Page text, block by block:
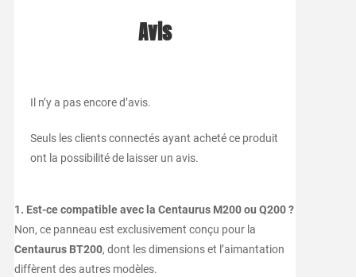
Avis
Il n’y a pas encore d’avis.
Seuls les clients connectés ayant acheté ce produit
ont la possibilité de laisser un avis.
1. Est-ce compatible avec la Centaurus M200 ou Q200 ?
Non, ce panneau est exclusivement conçu pour la
Centaurus BT200, dont les dimensions et l’aimantation
diffèrent des autres modèles.